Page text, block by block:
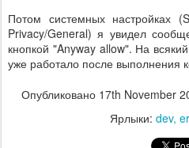
Потом системных настройках
Privacy/General) я увидел
кнопкой "Anyway allow". На
уже работало после выполнения
Опубликовано 17th November
Ярлыки: dev